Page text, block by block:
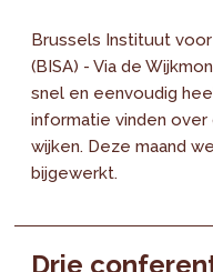
Brussels Instituut
(BISA) - Via de
snel en eenvoudig
informatie vinden
wijken. Deze maand
bijgewerkt.
Drie